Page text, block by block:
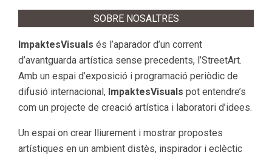
SOBRE NOSALTRES
ImpaktesVisuals és l’aparador d’un corrent
d’avantguarda artística sense precedents, l’StreetArt.
Amb un espai d’exposició i programació periòdic de
difusió internacional, ImpaktesVisuals pot entendre’s
com un projecte de creació artística i laboratori d’idees.
Un espai on crear lliurement i mostrar propostes
artístiques en un ambient distès, inspirador i eclèctic